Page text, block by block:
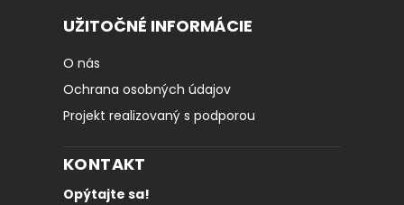
UŽITOČNÉ INFORMÁCIE
O nás
Ochrana osobných údajov
Projekt realizovaný s podporou
KONTAKT
Opýtajte sa!